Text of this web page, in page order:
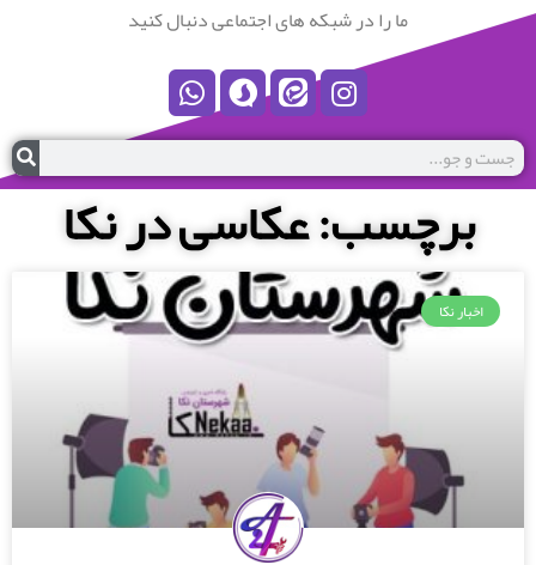
ما را در شبکه های اجتماعی دنبال کنید
برچسب: عکاسی در نکا
اخبار نکا